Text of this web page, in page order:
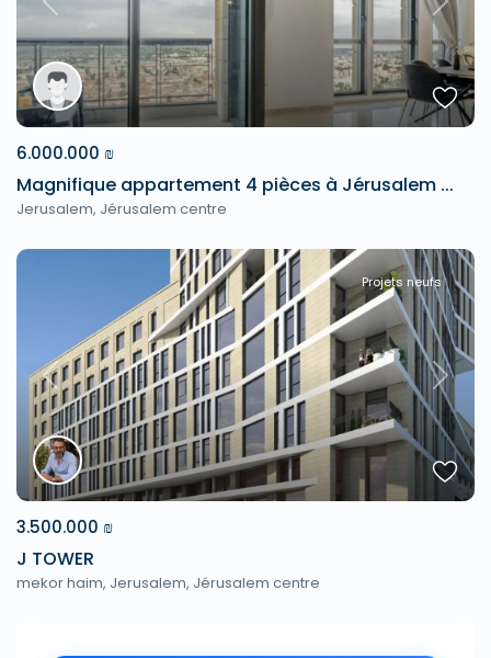
Previous Next
6.000.000 ₪
Magnifique appartement 4 pièces à Jérusalem ...
Jerusalem, Jérusalem centre
Previous Next
Projets neufs
3.500.000 ₪
J TOWER
mekor haim, Jerusalem, Jérusalem centre